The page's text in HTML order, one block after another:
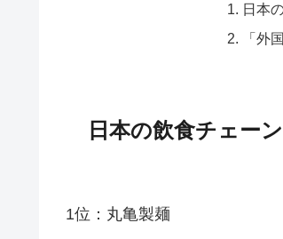
日本
「外
日本の飲食チェー
1位：丸亀製麺